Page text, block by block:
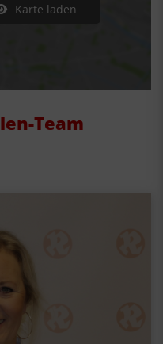
Karte laden
Team